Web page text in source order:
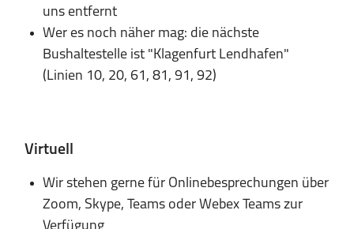
uns entfernt
Wer es noch näher mag: die nächste
Bushaltestelle ist "Klagenfurt Lendhafen"
(Linien 10, 20, 61, 81, 91, 92)
Virtuell
Wir stehen gerne für Onlinebesprechungen über
Zoom, Skype, Teams oder Webex Teams zur